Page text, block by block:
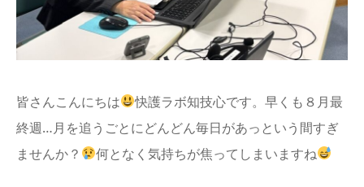
皆さんこんにちは
快護ラボ知技心です。早くも８月最
終週…月を追うごとにどんどん毎日があっという間すぎ
ませんか？
何となく気持ちが焦ってしまいますね
求人情報
info